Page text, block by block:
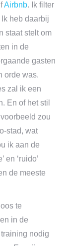
Airbnb. Ik filter
Ik heb daarbij
staat stelt om
in de
gasten
orde was.
zal ik een
En of het stil
zou
stad, wat
ik aan de
en ‘ruido’
de meeste
te
in de
nodig